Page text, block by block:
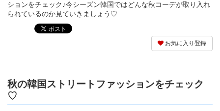
ションをチェック♪今シーズン韓国ではどんな秋コーデが取り入れ
られているのか見ていきましょう♡
お気に入り登録
秋の韓国ストリートファッションをチェック
♡